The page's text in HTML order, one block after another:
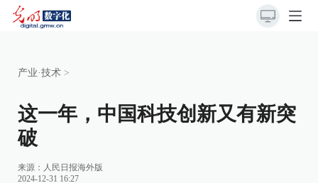
产业·技术 >
这一年，中国科技创新又有新突
破
来源： 人民日报海外版
2024-12-31 16:27